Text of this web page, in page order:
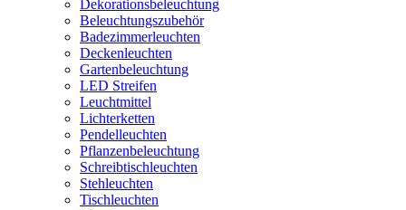
Dekorationsbeleuchtung
Beleuchtungszubehör
Badezimmerleuchten
Deckenleuchten
Gartenbeleuchtung
LED Streifen
Leuchtmittel
Lichterketten
Pendelleuchten
Pflanzenbeleuchtung
Schreibtischleuchten
Stehleuchten
Tischleuchten